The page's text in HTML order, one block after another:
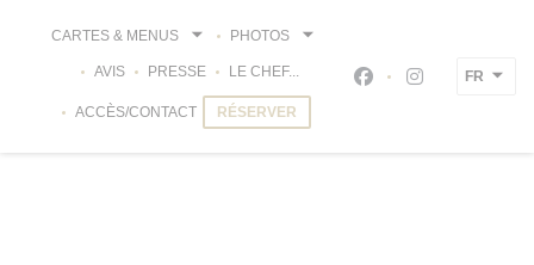
CARTES & MENUS PHOTOS
AVIS PRESSE LE CHEF...
ACCÈS/CONTACT RÉSERVER
Facebook ((ouvre
Instagram
FR